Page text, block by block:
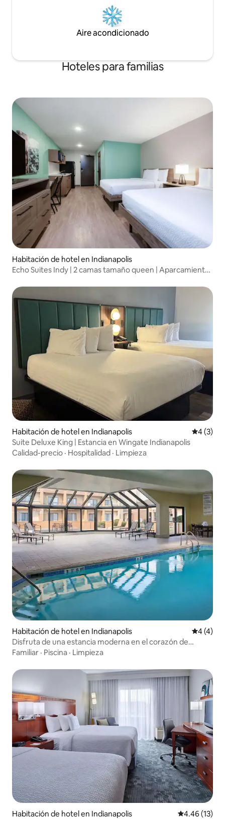
Aire acondicionado
Hoteles para familias
Habitación de hotel en Indianapolis
Echo Suites Indy | 2 camas tamaño queen | Aparcamiento
Habitación de hotel en Indianapolis
4 (3)
Suite Deluxe King | Estancia en Wingate Indianapolis
Calidad-precio · Hospitalidad · Limpieza
Habitación de hotel en Indianapolis
4 (4)
Disfruta de una estancia moderna en el corazón de
Carmel con piscina
Familiar · Piscina · Limpieza
Habitación de hotel en Indianapolis Calificación
4.46 (13)